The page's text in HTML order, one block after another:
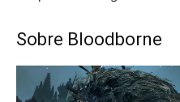
Sobre Bloodborne